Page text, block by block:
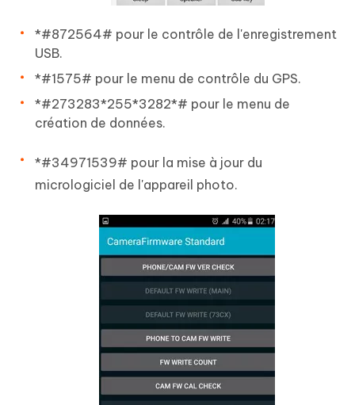
*#872564# pour le contrôle de l'enregistrement
USB.
*#1575# pour le menu de contrôle du GPS.
*#273283*255*3282*# pour le menu de
création de données.
*#34971539# pour la mise à jour du
micrologiciel de l'appareil photo.